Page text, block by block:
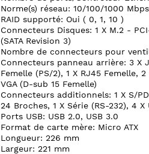
Norme(s) réseau: 10/100/1000 Mbps
RAID supporté: Oui ( 0, 1, 10 )
Connecteurs Disques: 1 X M.2 -
(SATA Revision 3)
Nombre de connecteurs pour
Connecteurs panneau arrière: 3 X
Femelle (PS/2), 1 X RJ45 Femelle,
VGA (D-sub 15 Femelle)
Connecteurs additionnels: 1 X S/
24 Broches, 1 X Série (RS-232), 4
Ports USB: USB 2.0, USB 3.0
Format de carte mère: Micro ATX
Longueur: 226 mm
Largeur: 221 mm